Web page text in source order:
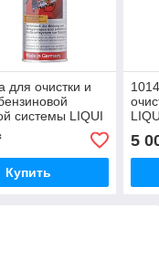
для очистки и
системы LIQUI
System-
Купить
5